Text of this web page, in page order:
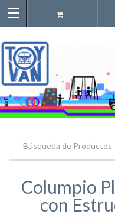
Columpio
con